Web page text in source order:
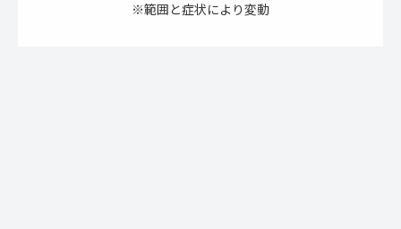
※範囲と症状により変動